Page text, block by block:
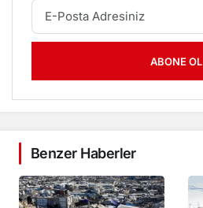
ABONE OL
Benzer Haberler